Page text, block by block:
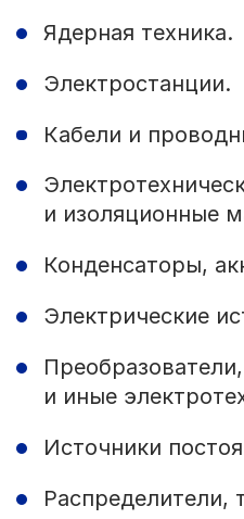
Ядерная техника.
Электростанции.
Кабели и
и изоляционные
Конденсаторы,
Электрические
и иные
Источники
Распределители,